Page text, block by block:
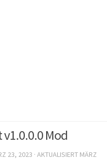
v1.0.0.0 Mod
23, 2023 · AKTUALISIERT MÄRZ